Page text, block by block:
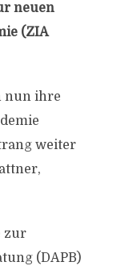
neuen
(ZIA
nun ihre
weiter
zur
(DAPB)